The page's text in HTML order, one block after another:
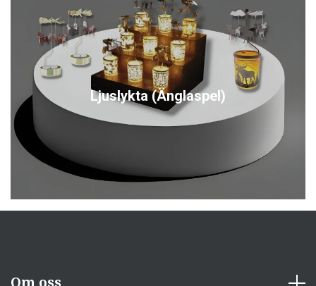
Ljuslykta (Änglaspel)